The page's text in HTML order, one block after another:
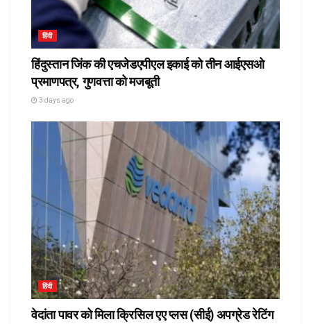
हिंदी
हिंदुस्तान जिंक की एचजेडएपीएल इकाई को तीन आईएसओ
प्रमाणपत्र, गुणवत्ता को मजबूती
3 days ago
हिंदी
वेदांता पावर को मिला क्रिसिल एए प्लस (सीई) अपग्रेड रेटिंग